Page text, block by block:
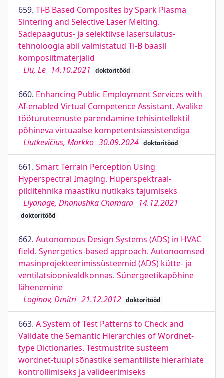
659. Ti-B Based Composites by Spark Plasma
Sintering and Selective Laser Melting.
Sädepaagutus- ja selektiivse lasersulatus-
tehnoloogia abil valmistatud Ti-B baasil
komposiitmaterjalid
Liu, Le 14.10.2021 doktoritööd
660. Enhancing Public Employment Services with
AI-enabled Virtual Competence Assistant. Avalike
tööturuteenuste parendamine tehisintellektil
põhineva virtuaalse kompetentsiassistendiga
Liutkevičius, Markko 30.09.2024 doktoritööd
661. Smart Terrain Perception Using
Hyperspectral Imaging. Hüperspektraal-
pilditehnika maastiku nutikaks tajumiseks
Liyanage, Dhanushka Chamara 14.12.2021
doktoritööd
662. Autonomous Design Systems (ADS) in HVAC
field. Synergetics-based approach. Autonoomsed
masinprojekteerimissüsteemid (ADS) kütte- ja
ventilatsioonivaldkonnas. Sünergeetikapõhine
lähenemine
Loginov, Dmitri 21.12.2012 doktoritööd
663. A System of Test Patterns to Check and
Validate the Semantic Hierarchies of Wordnet-
type Dictionaries. Testmustrite süsteem
wordnet-tüüpi sõnastike semantiliste hierarhiate
kontrollimiseks ja valideerimiseks